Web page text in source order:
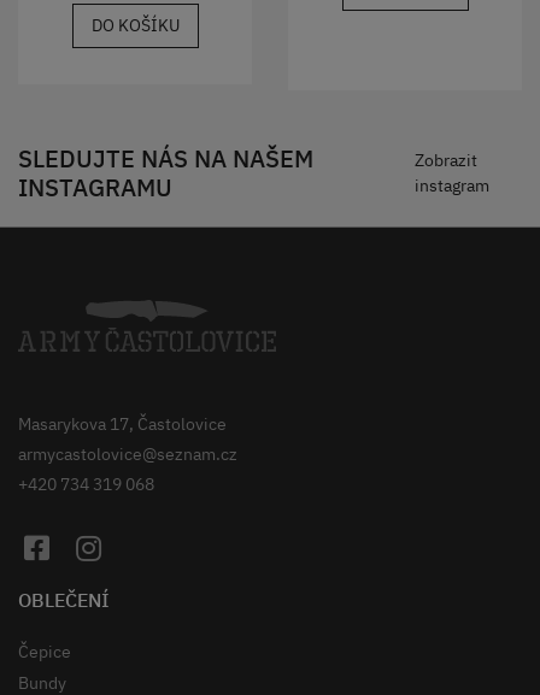
DO KOŠÍKU
SLEDUJTE NÁS NA NAŠEM
INSTAGRAMU
Zobrazit
instagram
Masarykova 17, Častolovice
armycastolovice@seznam.cz
+420 734 319 068
OBLEČENÍ
Čepice
Bundy